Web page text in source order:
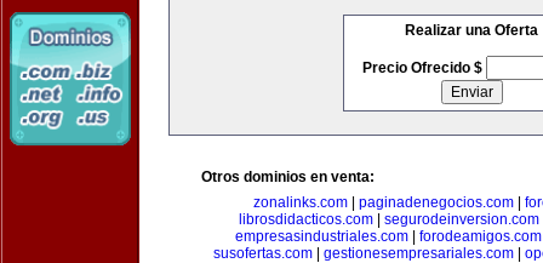
Realizar una Oferta
Precio Ofrecido $
Otros dominios en venta:
zonalinks.com| paginadenegocios.com|
librosdidacticos.com| segurodeinversion.com
empresasindustriales.com| forodeamigos.com
susofertas.com| gestionesempresariales.com|